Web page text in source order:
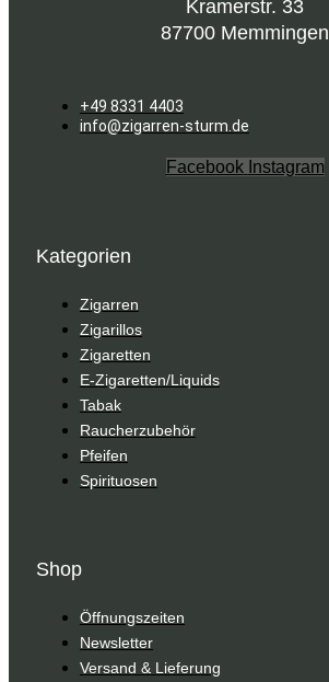
Kramerstr. 33
87700 Memmingen
+49 8331 4403
info@zigarren-sturm.de
Facebook Instagram
Kategorien
Zigarren
Zigarillos
Zigaretten
E-Zigaretten/Liquids
Tabak
Raucherzubehör
Pfeifen
Spirituosen
Shop
Öffnungszeiten
Newsletter
Versand & Lieferung